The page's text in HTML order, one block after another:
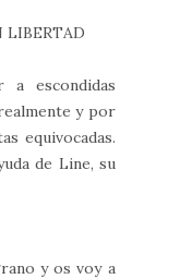
LIBERTAD
a escondidas
y por
equivocadas.
de Line, su
y os voy a